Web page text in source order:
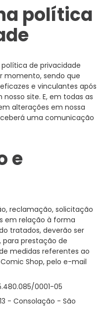
política
de privacidade
momento, sendo que
e vinculantes após
site. E, em todas as
alterações em nossa
uma comunicação
e
reclamação, solicitação
em relação à forma
tratados, deverão ser
para prestação de
medidas referentes ao
Shop, pelo e-mail
0001-05
- Consolação - São